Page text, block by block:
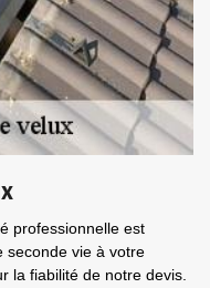
professionnelle est
seconde vie à votre
la fiabilité de notre devis.